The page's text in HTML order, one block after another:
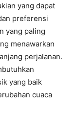
yang dapat
preferensi
yang paling
menawarkan
perjalanan.
yang baik
cuaca